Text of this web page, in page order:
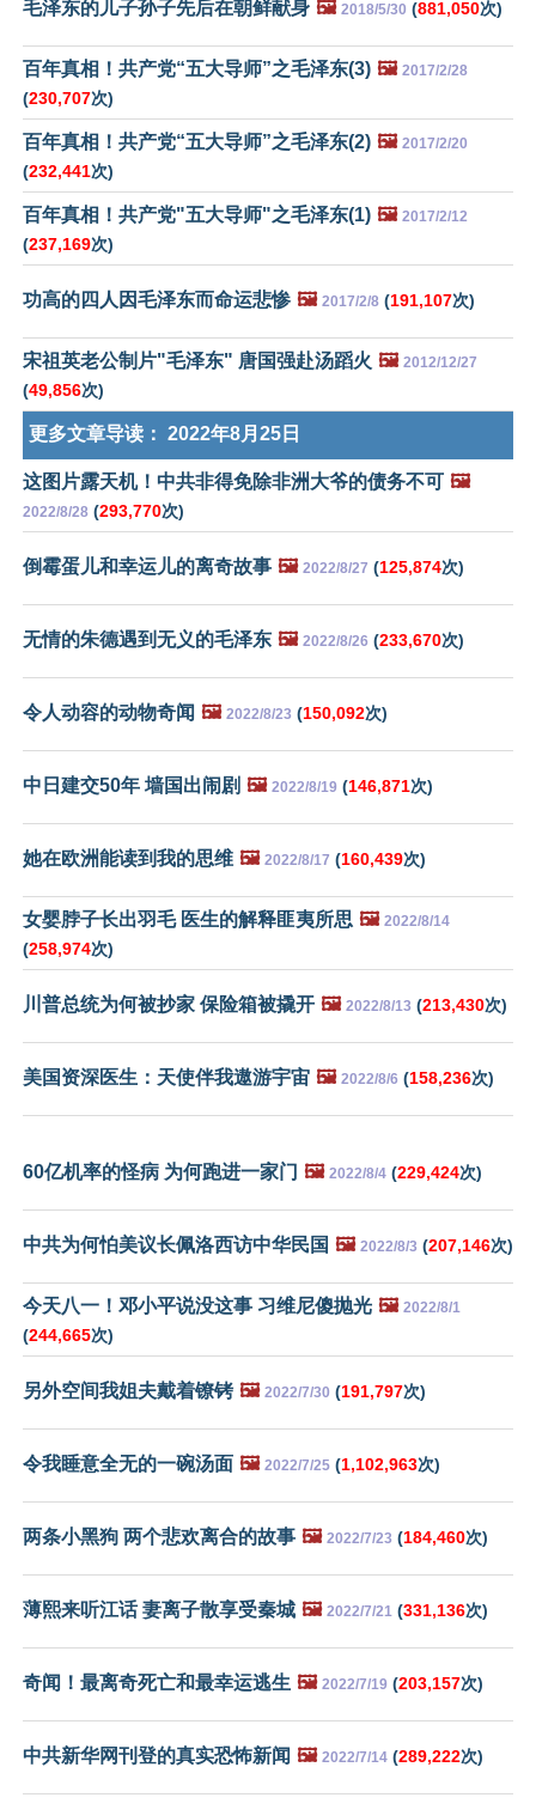
毛泽东的儿子孙子先后在朝鲜献身 🖼️ 2018/5/30 (881,050次)
百年真相！共产党“五大导师”之毛泽东(3) 🖼️ 2017/2/28
(230,707次)
百年真相！共产党“五大导师”之毛泽东(2) 🖼️ 2017/2/20
(232,441次)
百年真相！共产党"五大导师"之毛泽东(1) 🖼️ 2017/2/12
(237,169次)
功高的四人因毛泽东而命运悲惨 🖼️ 2017/2/8 (191,107次)
宋祖英老公制片"毛泽东" 唐国强赴汤蹈火 🖼️ 2012/12/27
(49,856次)
更多文章导读： 2022年8月25日
这图片露天机！中共非得免除非洲大爷的债务不可 🖼️
2022/8/28 (293,770次)
倒霉蛋儿和幸运儿的离奇故事 🖼️ 2022/8/27 (125,874次)
无情的朱德遇到无义的毛泽东 🖼️ 2022/8/26 (233,670次)
令人动容的动物奇闻 🖼️ 2022/8/23 (150,092次)
中日建交50年 墙国出闹剧 🖼️ 2022/8/19 (146,871次)
她在欧洲能读到我的思维 🖼️ 2022/8/17 (160,439次)
女婴脖子长出羽毛 医生的解释匪夷所思 🖼️ 2022/8/14
(258,974次)
川普总统为何被抄家 保险箱被撬开 🖼️ 2022/8/13 (213,430次)
美国资深医生：天使伴我遨游宇宙 🖼️ 2022/8/6 (158,236次)
60亿机率的怪病 为何跑进一家门 🖼️ 2022/8/4 (229,424次)
中共为何怕美议长佩洛西访中华民国 🖼️ 2022/8/3 (207,146次)
今天八一！邓小平说没这事 习维尼傻抛光 🖼️ 2022/8/1
(244,665次)
另外空间我姐夫戴着镣铐 🖼️ 2022/7/30 (191,797次)
令我睡意全无的一碗汤面 🖼️ 2022/7/25 (1,102,963次)
两条小黑狗 两个悲欢离合的故事 🖼️ 2022/7/23 (184,460次)
薄熙来听江话 妻离子散享受秦城 🖼️ 2022/7/21 (331,136次)
奇闻！最离奇死亡和最幸运逃生 🖼️ 2022/7/19 (203,157次)
中共新华网刊登的真实恐怖新闻 🖼️ 2022/7/14 (289,222次)